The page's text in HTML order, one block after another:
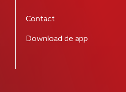
Contact
Download de app